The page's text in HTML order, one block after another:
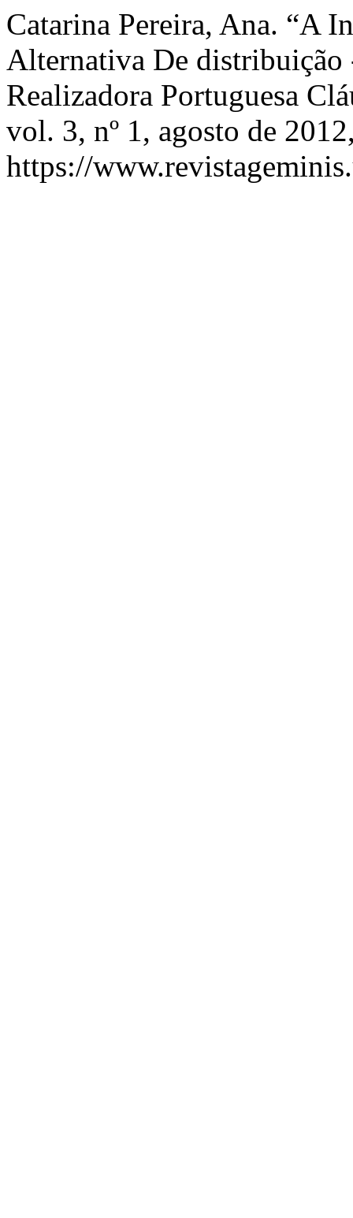
Catarina Pereira, Ana. “A
Alternativa De distribuição
Realizadora Portuguesa
vol. 3, nº 1, agosto de
https://